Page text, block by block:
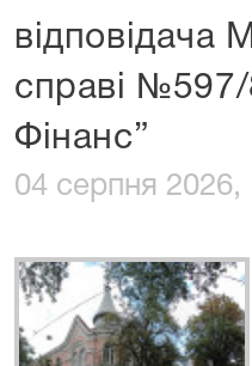
відповідача
справі
Фінанс”
04 серпня 2026,